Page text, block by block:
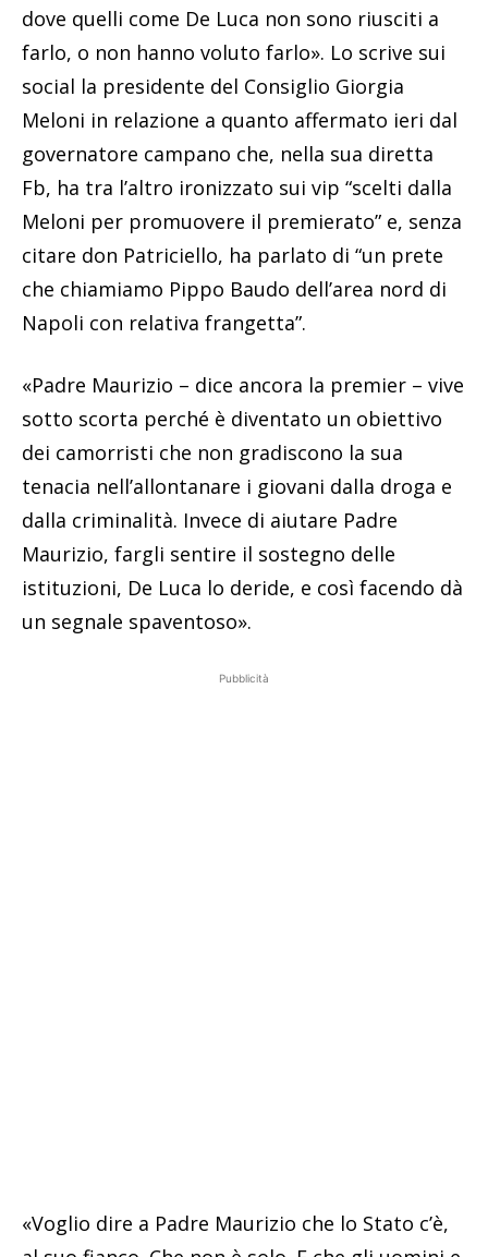
dove quelli come De Luca non sono riusciti a
farlo, o non hanno voluto farlo». Lo scrive sui
social la presidente del Consiglio Giorgia
Meloni in relazione a quanto affermato ieri dal
governatore campano che, nella sua diretta
Fb, ha tra l’altro ironizzato sui vip “scelti dalla
Meloni per promuovere il premierato” e, senza
citare don Patriciello, ha parlato di “un prete
che chiamiamo Pippo Baudo dell’area nord di
Napoli con relativa frangetta”.
«Padre Maurizio – dice ancora la premier – vive
sotto scorta perché è diventato un obiettivo
dei camorristi che non gradiscono la sua
tenacia nell’allontanare i giovani dalla droga e
dalla criminalità. Invece di aiutare Padre
Maurizio, fargli sentire il sostegno delle
istituzioni, De Luca lo deride, e così facendo dà
un segnale spaventoso».
Pubblicità
«Voglio dire a Padre Maurizio che lo Stato c’è,